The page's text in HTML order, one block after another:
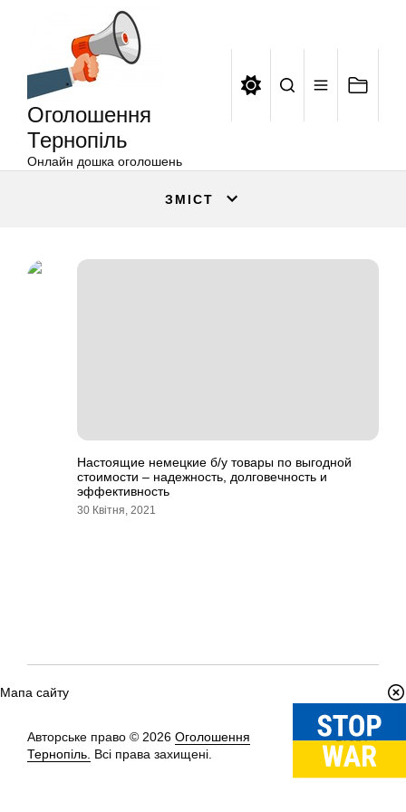
Оголошення
Тернопіль
Онлайн дошка оголошень
ЗМІСТ
Настоящие немецкие б/у товары по выгодной
стоимости – надежность, долговечность и
эффективность
30 Квітня, 2021
Мапа сайту
Авторське право © 2026 Оголошення
Тернопіль. Всі права захищені.
Вгору